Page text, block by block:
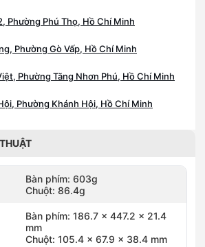
Phường Phú Thọ, Hồ Chí Minh
Phường Gò Vấp, Hồ Chí Minh
Phường Tăng Nhơn Phú, Hồ Chí Minh
Phường Khánh Hội, Hồ Chí Minh
10, Phường Bình Trị Đông, Hồ Chí Minh
Phong, Phường Vườn Lài, Hồ Chí Minh
Vân, Phường Thủ Đức, Hồ Chí Minh
Bàn phím: 603g
Chuột: 86.4g
Bàn phím: 186.7 x 447.2 x 21.4
mm
Chuột: 105.4 x 67.9 x 38.4 mm